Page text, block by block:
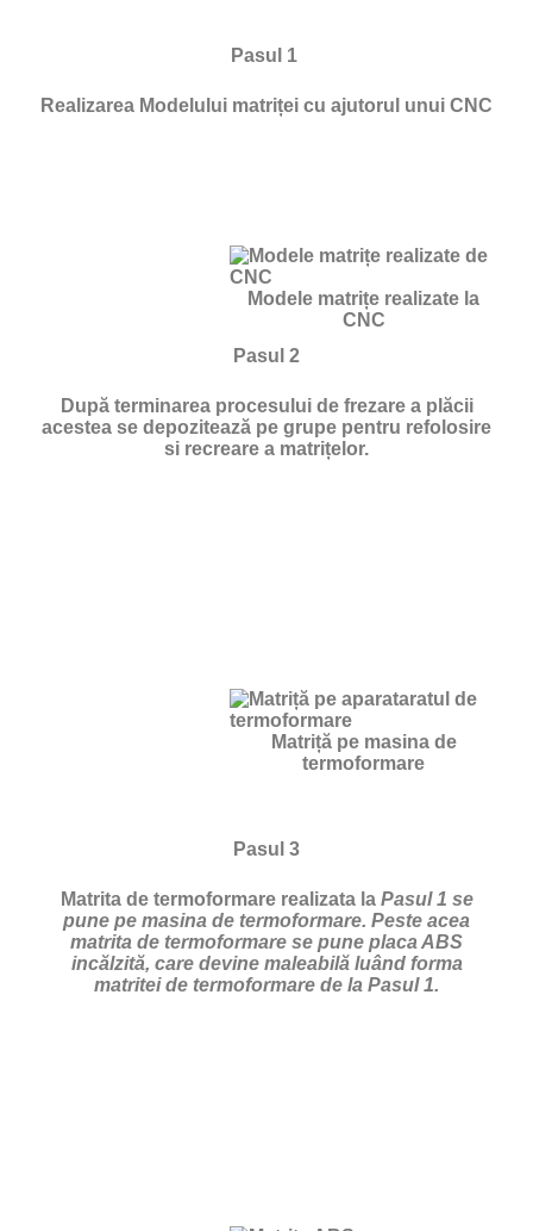
Pasul 1
Realizarea Modelului matriței cu ajutorul unui CNC
Modele matrițe realizate la
CNC
Pasul 2
După terminarea procesului de frezare a plăcii
acestea se depozitează pe grupe pentru refolosire
si recreare a matrițelor.
Matriță pe masina de
termoformare
Pasul 3
Matrita de termoformare realizata la Pasul 1 se
pune pe masina de termoformare. Peste acea
matrita de termoformare se pune placa ABS
incălzită, care devine maleabilă luând forma
matritei de termoformare de la Pasul 1.